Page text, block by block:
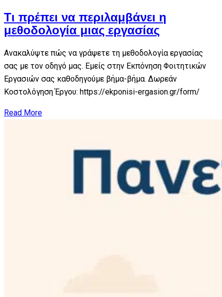
Τι πρέπει να περιλαμβάνει η
μεθοδολογία μιας εργασίας
Ανακαλύψτε πώς να γράψετε τη μεθοδολογία εργασίας
σας με τον οδηγό μας. Εμείς στην Εκπόνηση Φοιτητικών
Εργασιών σας καθοδηγούμε βήμα-βήμα. Δωρεάν
Κοστολόγηση Έργου: https://ekponisi-ergasion.gr/form/
Read More